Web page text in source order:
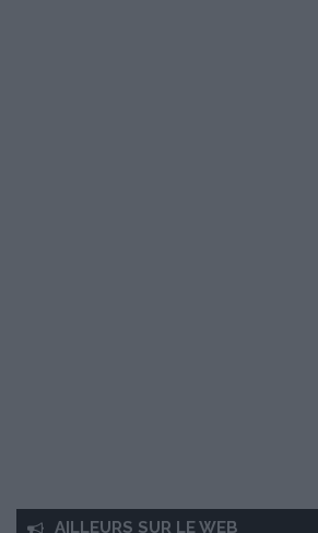
AILLEURS SUR LE WEB